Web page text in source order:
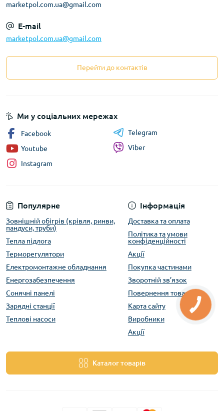
marketpol.com.ua@gmail.com
E-mail
marketpol.com.ua@gmail.com
Перейти до контактів
Популярне
Зовнішній обігрів (крівля, ринви,
пандуси, труби)
Тепла підлога
Терморегулятори
Електромонтажне обладнання
Енергозабезпечення
Сонячні панелі
Зарядні станції
Теплові насоси
Інформація
Доставка та оплата
Політика та умови
конфіденційності
Акції
Покупка частинами
Зворотній зв’язок
Повернення товару
Карта сайту
Виробники
Акції
Каталог товарів
Ми у соціальних мережах
Facebook
Youtube
Instagram
Telegram
Viber